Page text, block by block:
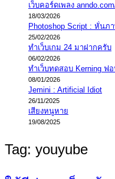
เว็บคอร์ดเพลง
18/03/2026
Photoshop Script : หั่นภ
25/02/2026
ทำเว็บเกม 24 มาฝากครับ
06/02/2026
ทำเว็บทดสอบ Kerning ฟ
08/01/2026
Jemini : Artificial Idiot
26/11/2025
เสียงหนูหาย
19/08/2025
Tag: youyube